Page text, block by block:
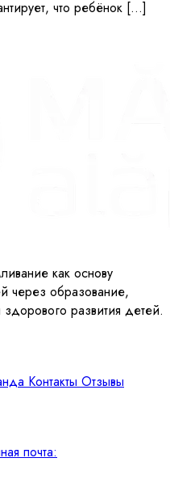
что ребёнок […]
как основу
через образование,
здорового развития детей.
Контакты Отзывы
почта: